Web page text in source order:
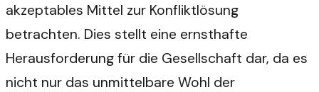
akzeptables Mittel zur Konfliktlösung
betrachten. Dies stellt eine ernsthafte
Herausforderung für die Gesellschaft dar, da es
nicht nur das unmittelbare Wohl der